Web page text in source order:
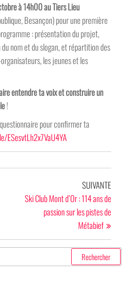
à 14h00 au Tiers Lieu
Besançon) pour une première
: présentation du projet,
nom et du slogan, et répartition des
les jeunes et les
entendre ta voix et construire un
!
pour confirmer ta
ESesvtLh2x7VaU4YA
SUIVANTE
Ski Club Mont d’Or : 114 ans de
passion sur les pistes de
Métabief